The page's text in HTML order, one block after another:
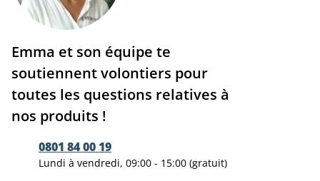
Emma et son équipe te
soutiennent volontiers pour
toutes les questions relatives à
nos produits !
0801 84 00 19
Lundi à vendredi, 09:00 - 15:00 (gratuit)